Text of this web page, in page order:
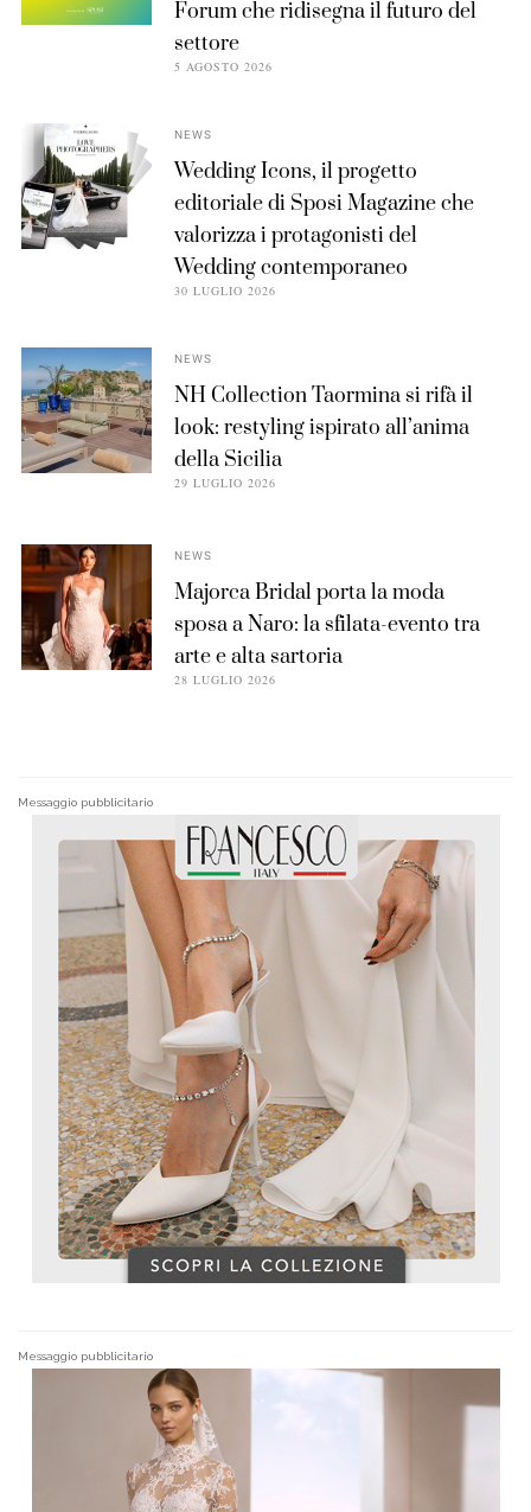
Forum che ridisegna il futuro del
settore
5 AGOSTO 2026
NEWS
Wedding Icons, il progetto
editoriale di Sposi Magazine che
valorizza i protagonisti del
Wedding contemporaneo
30 LUGLIO 2026
NEWS
NH Collection Taormina si rifà il
look: restyling ispirato all’anima
della Sicilia
29 LUGLIO 2026
NEWS
Majorca Bridal porta la moda
sposa a Naro: la sfilata-evento tra
arte e alta sartoria
28 LUGLIO 2026
Messaggio pubblicitario
Messaggio pubblicitario